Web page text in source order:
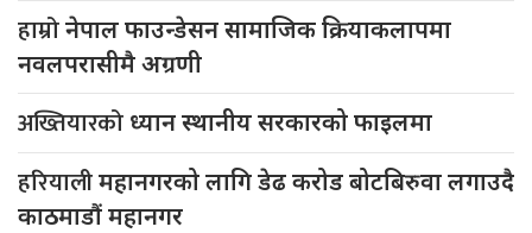
हाम्रोनेपाल फाउन्डेसन सामाजिक क्रियाकलापमा
नवलपरासीमै अग्रणी
अख्तियारको ध्यान स्थानीय सरकारको फाइलमा
हरियालीमहानगरको लागि डेढ करोड बोटबिरुवा लगाउदै
काठमाडौं महानगर